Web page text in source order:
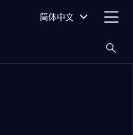
简体中文